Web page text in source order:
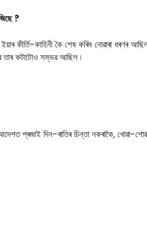
?
কাহিনী কৈ শেষ কৰিব নােৱাৰা ধৰণৰ
তাৰ কটাটোও সম্ভৱ আছিল ৷
প্ৰজাই দিন-ৰাতিৰ চিন্তা নকৰাকৈ, খোৱা-